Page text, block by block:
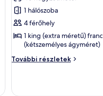
képének
megtekintése:
Prémium
apartman,
hálószobával
1 hálószoba
4 férőhely
1 king (extra méretű)
(kétszemélyes ágyméret)
További részletek
Prémium
további